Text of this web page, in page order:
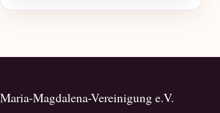
Maria-Magdalena-Vereinigung e.V.